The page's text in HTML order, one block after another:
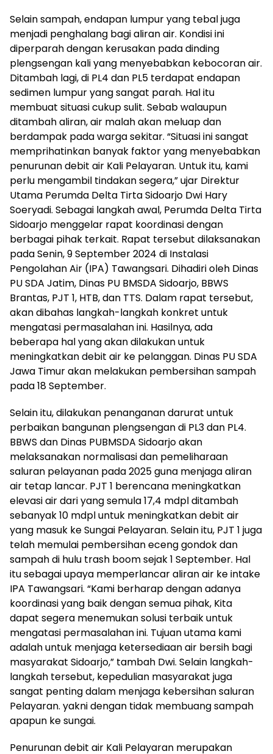
Selain sampah, endapan lumpur yang tebal juga
menjadi penghalang bagi aliran air. Kondisi ini
diperparah dengan kerusakan pada dinding
plengsengan kali yang menyebabkan kebocoran air.
Ditambah lagi, di PL4 dan PL5 terdapat endapan
sedimen lumpur yang sangat parah. Hal itu
membuat situasi cukup sulit. Sebab walaupun
ditambah aliran, air malah akan meluap dan
berdampak pada warga sekitar. “Situasi ini sangat
memprihatinkan banyak faktor yang menyebabkan
penurunan debit air Kali Pelayaran. Untuk itu, kami
perlu mengambil tindakan segera,” ujar Direktur
Utama Perumda Delta Tirta Sidoarjo Dwi Hary
Soeryadi. Sebagai langkah awal, Perumda Delta Tirta
Sidoarjo menggelar rapat koordinasi dengan
berbagai pihak terkait. Rapat tersebut dilaksanakan
pada Senin, 9 September 2024 di Instalasi
Pengolahan Air (IPA) Tawangsari. Dihadiri oleh Dinas
PU SDA Jatim, Dinas PU BMSDA Sidoarjo, BBWS
Brantas, PJT 1, HTB, dan TTS. Dalam rapat tersebut,
akan dibahas langkah-langkah konkret untuk
mengatasi permasalahan ini. Hasilnya, ada
beberapa hal yang akan dilakukan untuk
meningkatkan debit air ke pelanggan. Dinas PU SDA
Jawa Timur akan melakukan pembersihan sampah
pada 18 September.
Selain itu, dilakukan penanganan darurat untuk
perbaikan bangunan plengsengan di PL3 dan PL4.
BBWS dan Dinas PUBMSDA Sidoarjo akan
melaksanakan normalisasi dan pemeliharaan
saluran pelayanan pada 2025 guna menjaga aliran
air tetap lancar. PJT 1 berencana meningkatkan
elevasi air dari yang semula 17,4 mdpl ditambah
sebanyak 10 mdpl untuk meningkatkan debit air
yang masuk ke Sungai Pelayaran. Selain itu, PJT 1 juga
telah memulai pembersihan eceng gondok dan
sampah di hulu trash boom sejak 1 September. Hal
itu sebagai upaya memperlancar aliran air ke intake
IPA Tawangsari. “Kami berharap dengan adanya
koordinasi yang baik dengan semua pihak, Kita
dapat segera menemukan solusi terbaik untuk
mengatasi permasalahan ini. Tujuan utama kami
adalah untuk menjaga ketersediaan air bersih bagi
masyarakat Sidoarjo,” tambah Dwi. Selain langkah-
langkah tersebut, kepedulian masyarakat juga
sangat penting dalam menjaga kebersihan saluran
Pelayaran. yakni dengan tidak membuang sampah
apapun ke sungai.
Penurunan debit air Kali Pelayaran merupakan